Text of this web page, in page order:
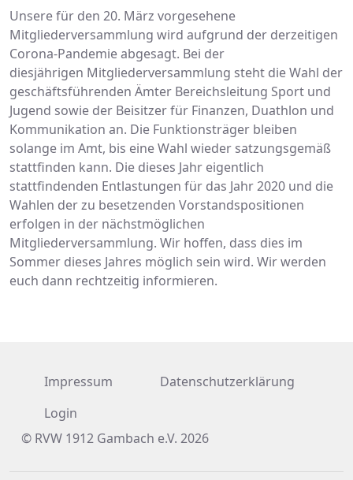
Unsere für den 20. März vorgesehene
Mitgliederversammlung wird aufgrund der derzeitigen
Corona-Pandemie abgesagt. Bei der
diesjährigen Mitgliederversammlung steht die Wahl der
geschäftsführenden Ämter Bereichsleitung Sport und
Jugend sowie der Beisitzer für Finanzen, Duathlon und
Kommunikation an. Die Funktionsträger bleiben
solange im Amt, bis eine Wahl wieder satzungsgemäß
stattfinden kann. Die dieses Jahr eigentlich
stattfindenden Entlastungen für das Jahr 2020 und die
Wahlen der zu besetzenden Vorstandspositionen
erfolgen in der nächstmöglichen
Mitgliederversammlung. Wir hoffen, dass dies im
Sommer dieses Jahres möglich sein wird. Wir werden
euch dann rechtzeitig informieren.
Impressum
Datenschutzerklärung
Login
© RVW 1912 Gambach e.V. 2026